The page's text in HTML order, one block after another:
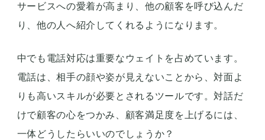
サービスへの愛着が高まり、他の顧客を呼び込んだ
り、他の人へ紹介してくれるようになります。
中でも電話対応は重要なウェイトを占めています。
電話は、相手の顔や姿が見えないことから、対面よ
りも高いスキルが必要とされるツールです。対話だ
けで顧客の心をつかみ、顧客満足度を上げるには、
一体どうしたらいいのでしょうか？